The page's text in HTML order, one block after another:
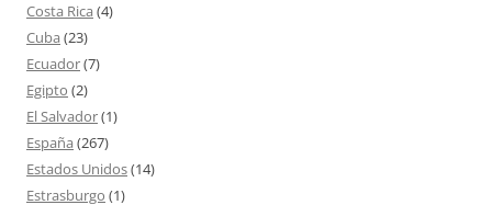
Costa Rica (4)
Cuba (23)
Ecuador(7)
Egipto (2)
El Salvador(1)
España (267)
Estados Unidos(14)
Estrasburgo (1)